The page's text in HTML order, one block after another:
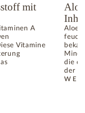
mit
A
Vitamine
MIT VIELEN
Aloe
die
der
: